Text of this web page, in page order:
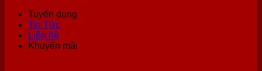
Tuyển dụng
Tin Tức
Liên hệ
Khuyến mãi